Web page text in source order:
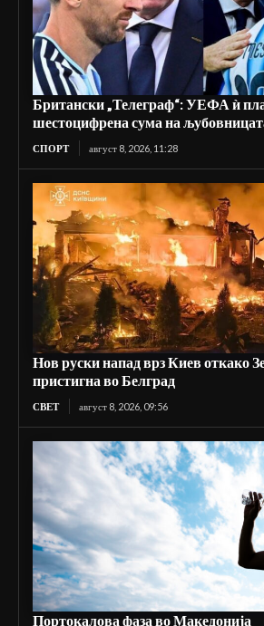
Британски „Телеграф“: УЕФА ѝ
шестоцифрена сума на
СПОРТ август 8, 2026, 11:28
Нов руски напад врз Киев откако
пристигна во Белград
СВЕТ август 8, 2026, 09:56
Портокалова фаза во Македонија